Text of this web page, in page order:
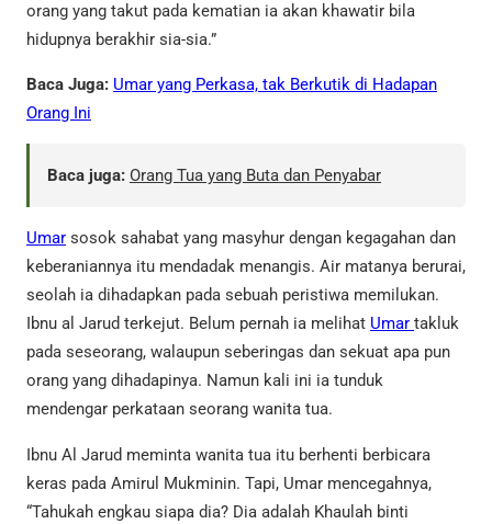
orang yang takut pada kematian ia akan khawatir bila
hidupnya berakhir sia-sia.”
Baca Juga: Umar yang Perkasa, tak Berkutik di Hadapan
Orang Ini
Baca juga: Orang Tua yang Buta dan Penyabar
Umar sosok sahabat yang masyhur dengan kegagahan dan
keberaniannya itu mendadak menangis. Air matanya berurai,
seolah ia dihadapkan pada sebuah peristiwa memilukan.
Ibnu al Jarud terkejut. Belum pernah ia melihat Umar takluk
pada seseorang, walaupun seberingas dan sekuat apa pun
orang yang dihadapinya. Namun kali ini ia tunduk
mendengar perkataan seorang wanita tua.
Ibnu Al Jarud meminta wanita tua itu berhenti berbicara
keras pada Amirul Mukminin. Tapi, Umar mencegahnya,
“Tahukah engkau siapa dia? Dia adalah Khaulah binti